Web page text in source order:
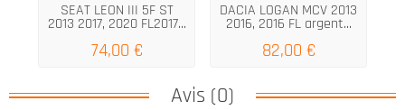
SEAT LEON III 5F ST
2013 2017, 2020 FL2017...
74,00 €
DACIA LOGAN MCV 2013
2016, 2016 FL argent...
82,00 €
Avis (0)